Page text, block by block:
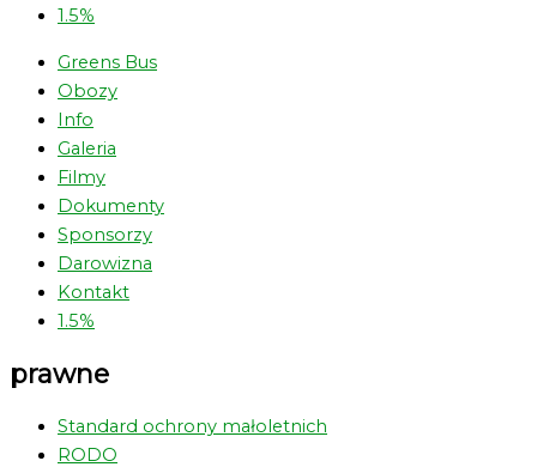
1.5%
Greens Bus
Obozy
Info
Galeria
Filmy
Dokumenty
Sponsorzy
Darowizna
Kontakt
1.5%
prawne
Standard ochrony małoletnich
RODO